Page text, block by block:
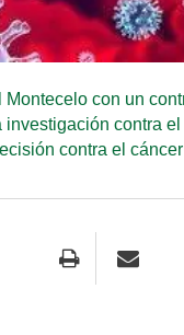
con un
contra
contra el